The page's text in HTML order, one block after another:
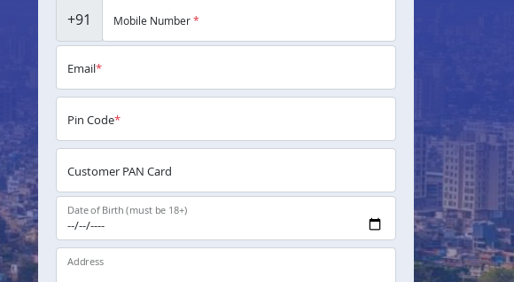
+91 Mobile Number*
Email*
Pin Code*
Customer PAN Card
Date of Birth (must be 18+)
Address